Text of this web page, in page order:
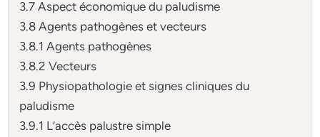
3.7 Aspect économique du paludisme
3.8 Agents pathogènes et vecteurs
3.8.1 Agents pathogènes
3.8.2 Vecteurs
3.9 Physiopathologie et signes cliniques du
paludisme
3.9.1 L’accès palustre simple